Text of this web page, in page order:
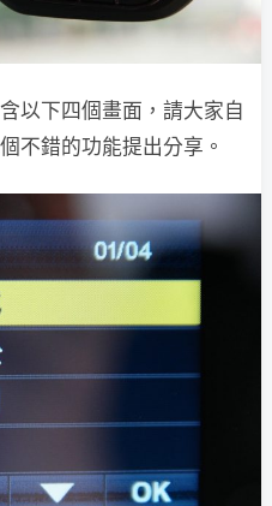
以下四個畫面，請大家自
不錯的功能提出分享。